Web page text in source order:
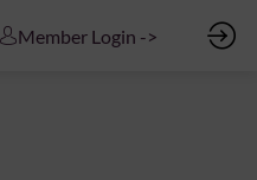
Member Login ->